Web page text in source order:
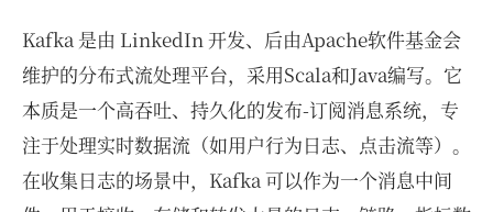
Kafka 是由 LinkedIn 开发、后由Apache软件基金会
维护的分布式流处理平台，采用Scala和Java编写。它
本质是一个高吞吐、持久化的发布-订阅消息系统，专
注于处理实时数据流（如用户行为日志、点击流等）。
在收集日志的场景中，Kafka 可以作为一个消息中间